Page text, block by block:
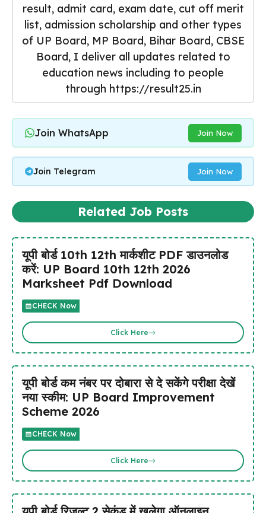
result, admit card, exam date, cut off merit
list, admission scholarship and other types
of UP Board, MP Board, Bihar Board, CBSE
Board, I deliver all updates related to
education news including to people
through https://result25.in
Join WhatsApp Join Now
Join Telegram Join Now
Related Job Posts
यूपी बोर्ड 10th 12th मार्कशीट PDF डाउनलोड
करें: UP Board 10th 12th 2026
Marksheet Pdf Download
CHECK Now
Click Here
यूपी बोर्ड कम नंबर पर दोबारा से दे सकेंगे परीक्षा देखें
नया स्कीम: UP Board Improvement
Scheme 2026
CHECK Now
Click Here